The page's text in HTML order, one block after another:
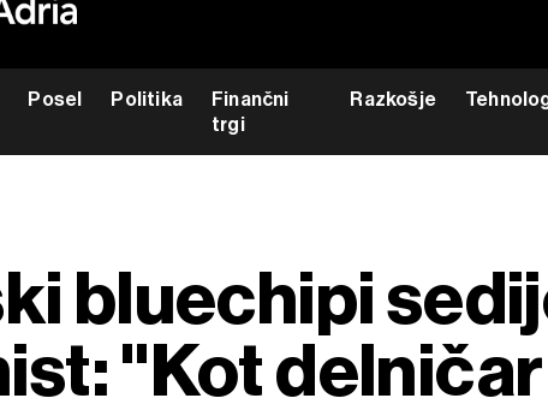
Posel Politika
Finančni
trgi
Razkošje
bluechipi
"Kot